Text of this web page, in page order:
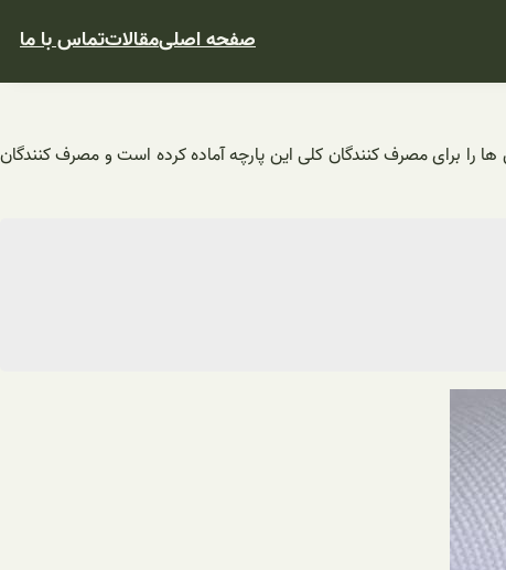
صفحه اصلیمقالاتتماس با ما
را برای مصرف کنندگان کلی این پارچه آماده کرده است و مصرف کنندگان